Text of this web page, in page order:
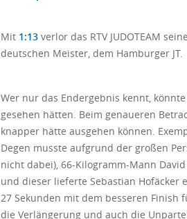
Mit 1:13 verlor das RTV JUDOTEAM
deutschen Meister, dem Hamburger JT.
Wer nur das Endergebnis kennt,
gesehen hätten. Beim genaueren
knapper hätte ausgehen können.
Degen musste aufgrund der großen
nicht dabei), 66-Kilogramm-Mann
und dieser lieferte Sebastian
27 Sekunden mit dem besseren Finish
die Verlängerung und auch die